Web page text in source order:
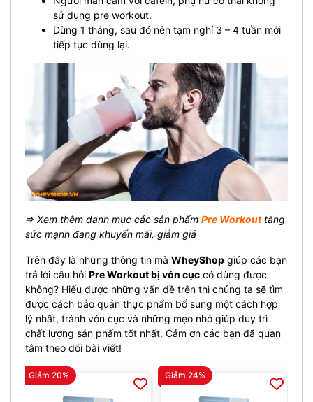
sử dụng pre workout.
Dùng 1 tháng, sau đó nên tạm nghỉ 3 – 4 tuần mới
tiếp tục dùng lại.
⇒ Xem thêm danh mục các sản phẩm Pre Workouttăng
sức mạnh đang khuyến mãi, giảm giá
Trên đây là những thông tin mà WheyShop giúp các bạn
trả lời câu hỏi Pre Workout bị vón cục có dùng được
không? Hiểu được những vấn đề trên thì chúng ta sẽ tìm
được cách bảo quản thực phẩm bổ sung một cách hợp
lý nhất, tránh vón cục và những mẹo nhỏ giúp duy trì
chất lượng sản phẩm tốt nhất. Cảm ơn các bạn đã quan
tâm theo dõi bài viết!
Giảm 20% Giảm 24%